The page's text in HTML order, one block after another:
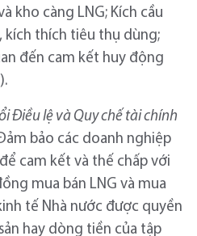
kho càng LNG; Kích cầu
kích thích tiêu thụ dùng;
đến cam kết huy động
Điều lệ và Quy chế tài chính
bảo các doanh nghiệp
cam kết và thế chấp với
mua bán LNG và mua
tế Nhà nước được quyền
hay dòng tiền của tập